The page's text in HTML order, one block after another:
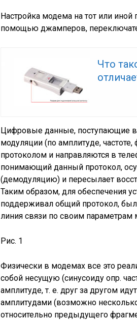
Настройка модема на тот или иной
помощью джамперов,
Что
Цифровые данные, поступающие
модуляции (по амплитуде,
протоколом и направляются в
понимающий данный протокол,
(демодуляцию) и пересылает
Таким образом, для обеспечения
поддерживал общий протокол,
линия связи по своим параметрам
Рис. 1
Физически в модемах все это
собой несущую (синусоиду опр.
амплитуде, т. е. друг за другом
амплитудами (возможно
относительно предыдущего